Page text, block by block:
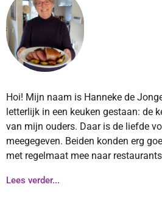
Hoi! Mijn naam is Hanneke de
letterlijk in een keuken gestaan: de
van mijn ouders. Daar is de liefde
meegegeven. Beiden konden erg
met regelmaat mee naar
Lees verder...